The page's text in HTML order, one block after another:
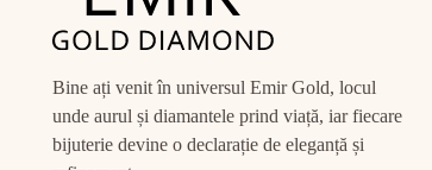
Bine ați venit în universul Emir Gold, locul
unde aurul și diamantele prind viață, iar fiecare
bijuterie devine o declarație de eleganță și